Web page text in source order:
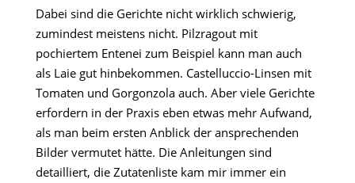
Dabei sind die Gerichte nicht wirklich schwierig,
zumindest meistens nicht. Pilzragout mit
pochiertem Entenei zum Beispiel kann man auch
als Laie gut hinbekommen. Castelluccio-Linsen mit
Tomaten und Gorgonzola auch. Aber viele Gerichte
erfordern in der Praxis eben etwas mehr Aufwand,
als man beim ersten Anblick der ansprechenden
Bilder vermutet hätte. Die Anleitungen sind
detailliert, die Zutatenliste kam mir immer ein